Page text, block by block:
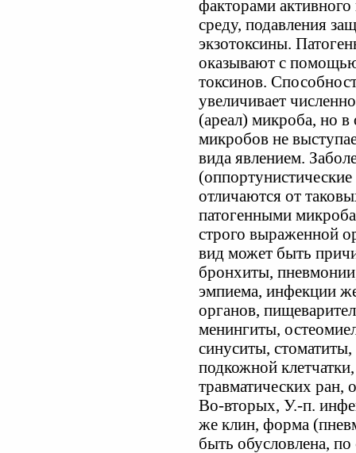
факторами
среду, подавления
экзотоксины.
оказывают с
токсинов.
увеличивает
(ареал) микроба, но в
микробов не
вида явлением.
отличаются от
патогенными
строго выраженной
вид может быть
бронхиты,
эмпиема, инфекции
органов,
менингиты,
синуситы,
подкожной
травматических ран,
Во-вторых, У.-п.
же клин, форма
быть обусловлена,